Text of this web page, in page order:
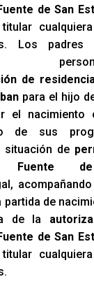
de San
Los padres
de
para el hijo
el nacimiento
de sus
situación de
Fuente
partida de
de la
de San